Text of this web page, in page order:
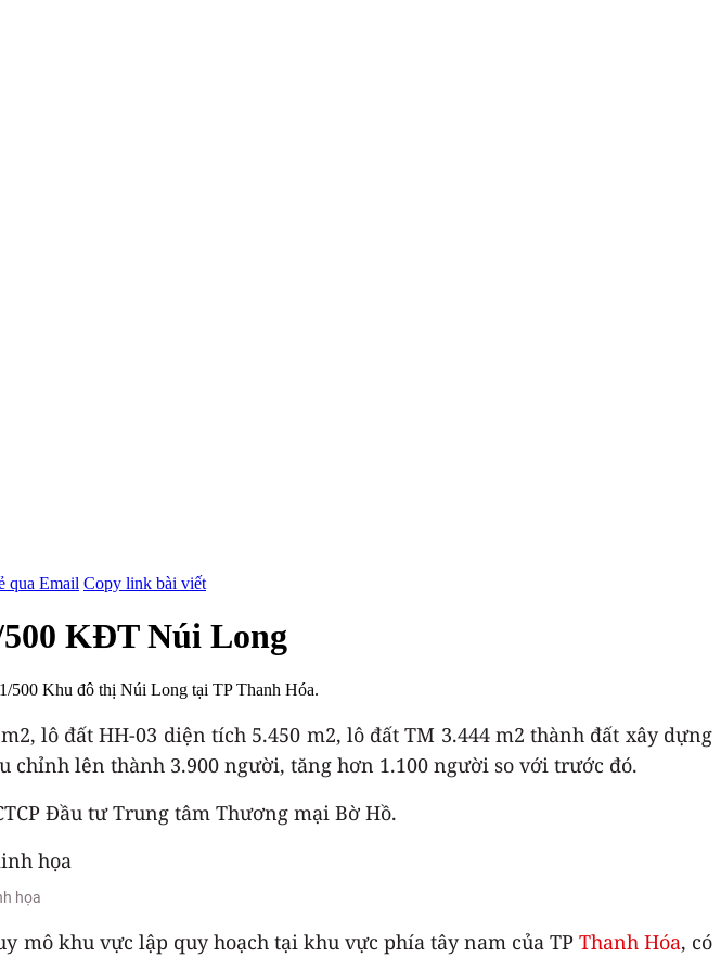
qua Email Copy link bài viết
KĐT Núi Long
500 Khu đô thị Núi Long tại TP Thanh Hóa.
lô đất HH-03 diện tích 5.450 m2, lô đất TM 3.444 m2 thành đất xây dựng
lên thành 3.900 người, tăng hơn 1.100 người so với trước đó.
Đầu tư Trung tâm Thương mại Bờ Hồ.
họa
mô khu vực lập quy hoạch tại khu vực phía tây nam của TP Thanh Hóa, có